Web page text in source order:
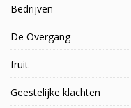
Bedrijven
De Overgang
fruit
Geestelijke klachten